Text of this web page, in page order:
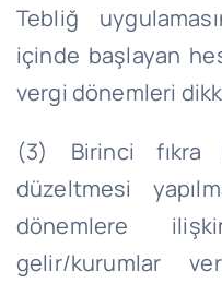
Tebliğ
içinde başlayan
vergi dönemleri
(3) Birinci fıkra
düzeltmesi
dönemlere
gelir/kurumlar